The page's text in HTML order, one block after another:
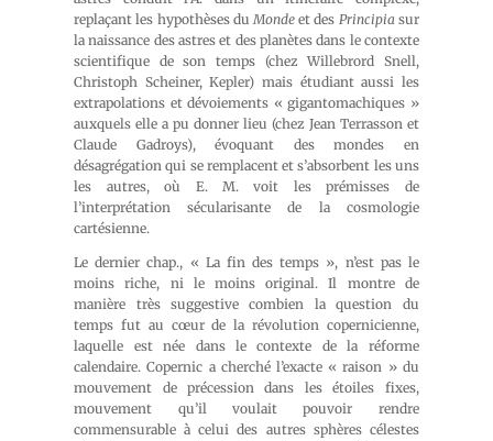
replaçant les hypothèses duMonde et des Principiasur
la naissance des astres et des planètes dans le contexte
scientifique de son temps (chez Willebrord Snell,
Christoph Scheiner, Kepler) mais étudiant aussi les
extrapolations et dévoiements « gigantomachiques »
auxquels elle a pu donner lieu (chez Jean Terrasson et
Claude Gadroys), évoquant des mondes en
désagrégation qui se remplacent et s’absorbent les uns
les autres, où E. M. voit les prémisses de
l’interprétation sécularisante de la cosmologie
cartésienne.
Le dernier chap., « La fin des temps », n’est pas le
moins riche, ni le moins original. Il montre de
manière très suggestive combien la question du
temps fut au cœur de la révolution copernicienne,
laquelle est née dans le contexte de la réforme
calendaire. Copernic a cherché l’exacte « raison » du
mouvement de précession dans les étoiles fixes,
mouvement qu’il voulait pouvoir rendre
commensurable à celui des autres sphères célestes